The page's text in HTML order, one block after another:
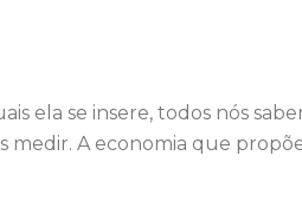
ela se insere, todos nós
A economia que